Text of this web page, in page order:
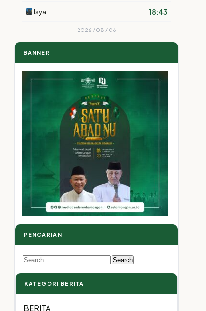
Isya 18:43
2026 / 08 / 06
BANNER
PENCARIAN
Search
for:
KATEGORI BERITA
BERITA